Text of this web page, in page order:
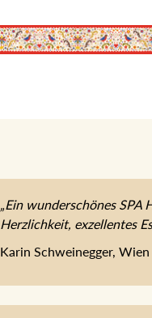
„Ein wunderschönes
Herzlichkeit, exzellentes
Karin Schweinegger, Wien